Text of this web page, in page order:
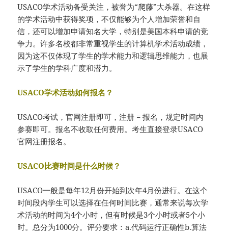
USACO学术活动备受关注，被誉为“爬藤”大杀器。在这样
的学术活动中获得奖项，不仅能够为个人增加荣誉和自
信，还可以增加申请知名大学，特别是美国本科申请的竞
争力。许多名校都非常重视学生的计算机学术活动成绩，
因为这不仅体现了学生的学术能力和逻辑思维能力，也展
示了学生的学科广度和潜力。
USACO学术活动如何报名？
USACO考试，官网注册即可，注册 = 报名，规定时间内
参赛即可。报名不收取任何费用。考生直接登录USACO
官网注册报名。
USACO比赛时间是什么时候？
USACO一般是每年12月份开始到次年4月份进行。在这个
时间段内学生可以选择在任何时间比赛，通常来说每次学
术活动的时间为4个小时，但有时候是3个小时或者5个小
时。总分为1000分。评分要求：a.代码运行正确性b.算法